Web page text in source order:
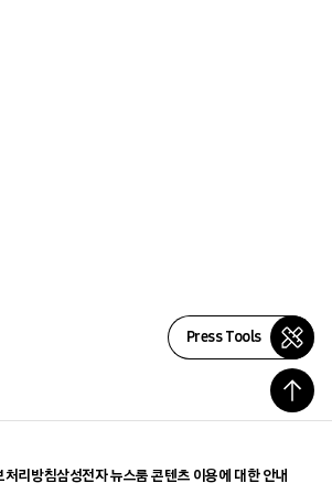
Press Tools
처리방침삼성전자 뉴스룸 콘텐츠 이용에 대한 안내